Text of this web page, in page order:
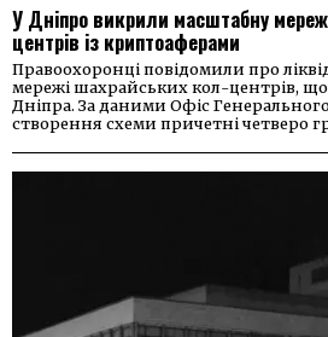
У Дніпро викрили масштабну
центрів із криптоаферами
Правоохоронці повідомили про
мережі шахрайських кол-центрів, що
Дніпра. За даними Офіс
створення схеми причетні четверо